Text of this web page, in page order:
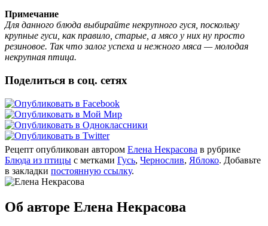
Примечание
Для данного блюда выбирайте некрупного гуся, поскольку
крупные гуси, как правило, старые, а мясо у них ну просто
резиновое. Так что залог успеха и нежного мяса — молодая
некрупная птица.
Поделиться в соц. сетях
Рецепт опубликован автором Елена Некрасова в рубрике
Блюда из птицы с метками Гусь, Чернослив, Яблоко. Добавьте
в закладки постоянную ссылку.
Об авторе Елена Некрасова